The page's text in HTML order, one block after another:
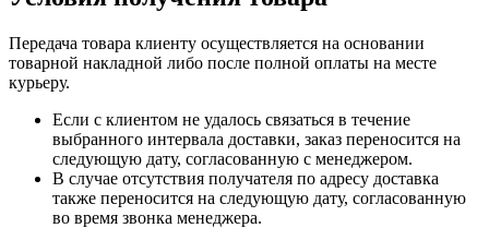
Передача товара клиенту осуществляется на основании
товарной накладной либо после полной оплаты на месте
курьеру.
Если с клиентом не удалось связаться в течение
выбранного интервала доставки, заказ переносится на
следующую дату, согласованную с менеджером.
В случае отсутствия получателя по адресу доставка
также переносится на следующую дату, согласованную
во время звонка менеджера.